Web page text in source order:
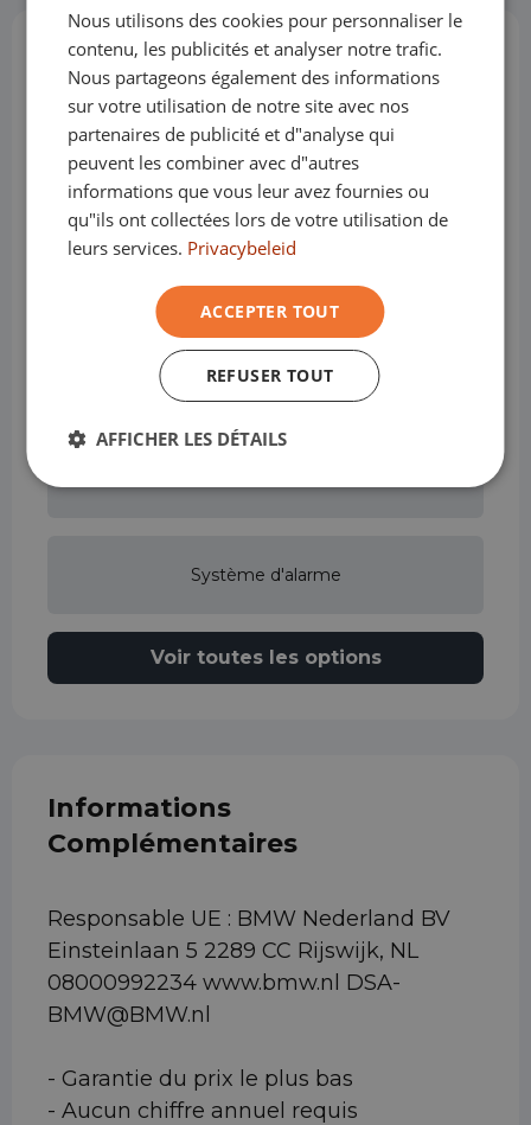
Options et accessoires (77)
La banquette arrière peut être rabattue en
plusieurs parties
Airbag conducteur
Airbag passager
Système d'alarme
Voir toutes les options
Informations
Complémentaires
Responsable UE : BMW Nederland BV
Einsteinlaan 5 2289 CC Rijswijk, NL
08000992234 www.bmw.nl DSA-
BMW@BMW.nl
- Garantie du prix le plus bas
- Aucun chiffre annuel requis
GERMAN
Nous utilisons des cookies pour personnaliser le
contenu, les publicités et analyser notre trafic.
Nous partageons également des informations
sur votre utilisation de notre site avec nos
partenaires de publicité et d"analyse qui
peuvent les combiner avec d"autres
informations que vous leur avez fournies ou
qu"ils ont collectées lors de votre utilisation de
leurs services. Privacybeleid
ACCEPTER TOUT
REFUSER TOUT
AFFICHER LES DÉTAILS